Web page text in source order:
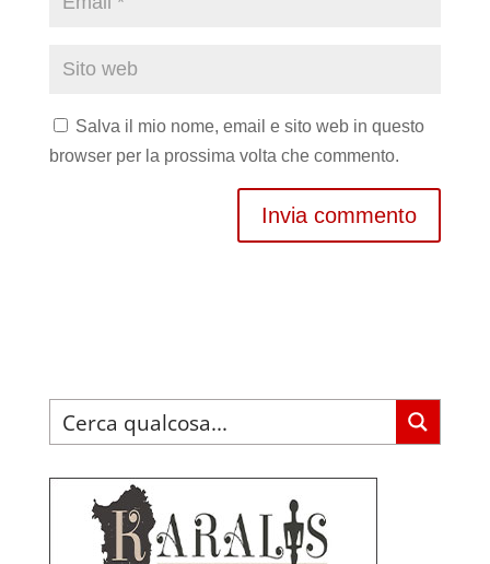
Salva il mio nome, email e sito web in questo
browser per la prossima volta che commento.